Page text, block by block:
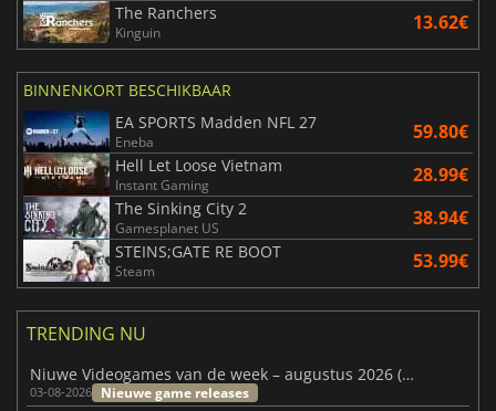
The Ranchers
Kinguin 13.62€
BINNENKORT BESCHIKBAAR
EA SPORTS Madden NFL 27
Eneba 59.80€
Hell Let Loose Vietnam
Instant Gaming 28.99€
The Sinking City 2
Gamesplanet US 38.94€
STEINS;GATE RE BOOT
Steam 53.99€
TRENDING NU
Niuwe Videogames van de week – augustus 2026 (week 32)
03-08-2026 Nieuwe game releases